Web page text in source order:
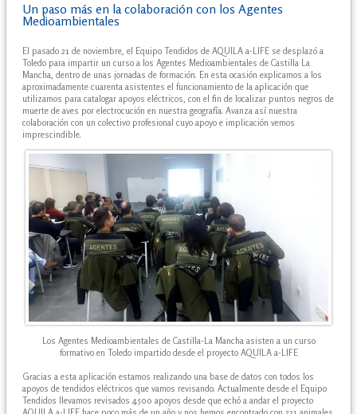
Un paso más en la colaboración con los Agentes
Medioambientales
El pasado 21 de noviembre, el Equipo Tendidos de AQUILA a-LIFE se desplazó a
Toledo para impartir un curso a los Agentes Medioambientales de Castilla La
Mancha, dentro de unas jornadas de formación. En esta ocasión explicamos a los
aproximadamente cuarenta asistentes el funcionamiento de la aplicación que
utilizamos para catalogar apoyos eléctricos, con el fin de localizar puntos negros de
muerte de aves por electrocución en nuestra geografía. Avanza así nuestra
colaboración con un colectivo profesional cuyo apoyo e implicación vemos
imprescindible.
Los Agentes Medioambientales de Castilla-La Mancha asisten a un curso
formativo en Toledo impartido desde el proyecto AQUILA a-LIFE
Gracias a esta aplicación estamos realizando una base de datos con todos los
apoyos de tendidos eléctricos que vamos revisando. Actualmente desde el Equipo
Tendidos llevamos revisados 4.500 apoyos desde que echó a andar el proyecto